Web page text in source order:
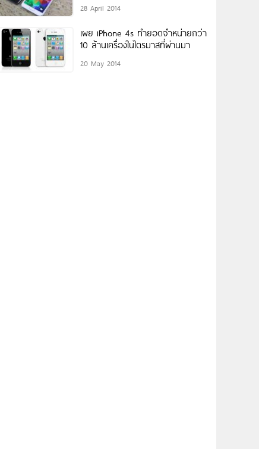
28 April 2014
เผย iPhone 4s ทำยอดจำหน่ายกว่า
10 ล้านเครื่องในไตรมาสที่ผ่านมา
20 May 2014